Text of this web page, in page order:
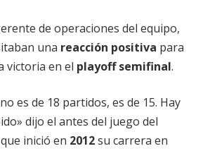
de operaciones del equipo,
una reacción positiva para
victoria en el playoff semifinal.
no es de 18 partidos, es de 15. Hay
dijo el antes del juego del
inició en 2012su carrera en